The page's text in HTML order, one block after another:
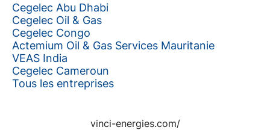
Cegelec Abu Dhabi
Cegelec Oil & Gas
Cegelec Congo
Actemium Oil & Gas Services Mauritanie
VEAS India
Cegelec Cameroun
Tous les entreprises
vinci-energies.com/